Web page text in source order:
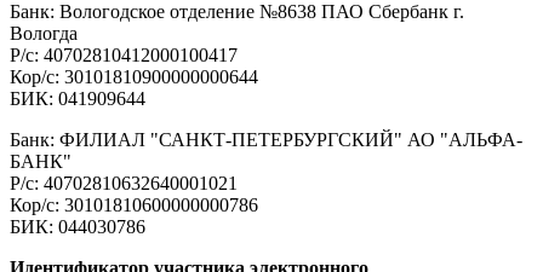
Банк: Вологодское отделение №8638 ПАО Сбербанк г.
Вологда
Р/с: 40702810412000100417
Кор/с: 30101810900000000644
БИК: 041909644
Банк: ФИЛИАЛ "САНКТ-ПЕТЕРБУРГСКИЙ" АО "АЛЬФА-
БАНК"
Р/с: 40702810632640001021
Кор/с: 30101810600000000786
БИК: 044030786